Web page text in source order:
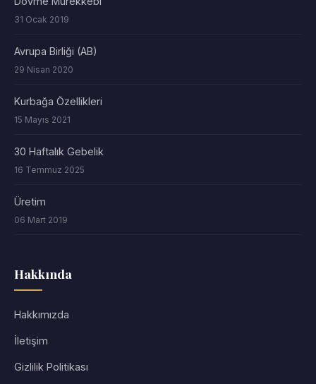
31 Ocak 2019
Avrupa Birliği (AB)
29 Nisan 2020
Kurbağa Özellikleri
15 Mayıs 2021
30 Haftalık Gebelik
16 Temmuz 2025
Üretim
06 Mart 2019
Hakkında
Hakkımızda
İletişim
Gizlilik Politikası